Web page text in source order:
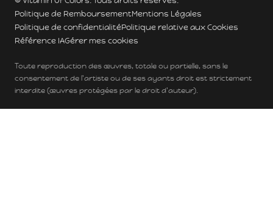
Politique de RemboursementMentions Légales
Politique de confidentialitéPolitique relative aux Cookies
Référence IAGérer mes cookies
Toute reproduction des œuvres, totale ou partielle, sans le
consentement de l'artiste ou de ses ayants droit est strictement
interdite (œuvres protégées par le droit d'auteur).